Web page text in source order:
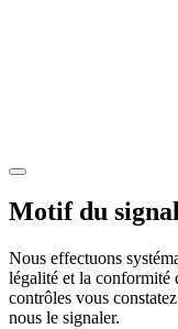
Motif du
Nous effectuons
légalité et la conformité
contrôles vous
nous le signaler.